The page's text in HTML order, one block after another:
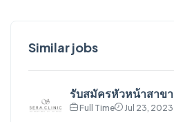
Similar jobs
รับสมัครหัวหน้าสาขา
Full Time
Jul 23, 2023